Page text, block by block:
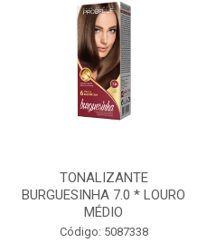
TONALIZANTE
BURGUESINHA 7.0 * LOURO
MÉDIO
Código: 5087338